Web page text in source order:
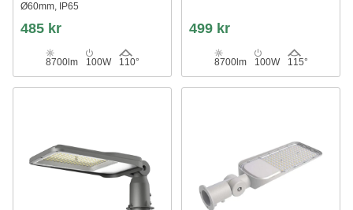
Ø60mm, IP65
485 kr
8700lm 100W 110°
499 kr
8700lm 100W 115°